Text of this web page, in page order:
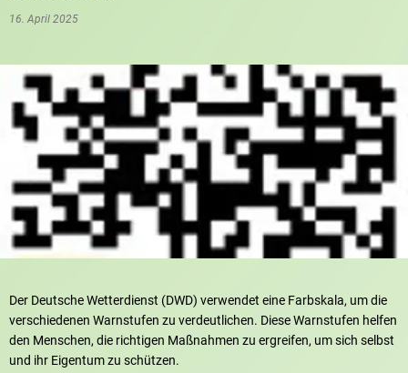
16. April 2025
Der Deutsche Wetterdienst (DWD) verwendet eine Farbskala, um die
verschiedenen Warnstufen zu verdeutlichen. Diese Warnstufen helfen
den Menschen, die richtigen Maßnahmen zu ergreifen, um sich selbst
und ihr Eigentum zu schützen.